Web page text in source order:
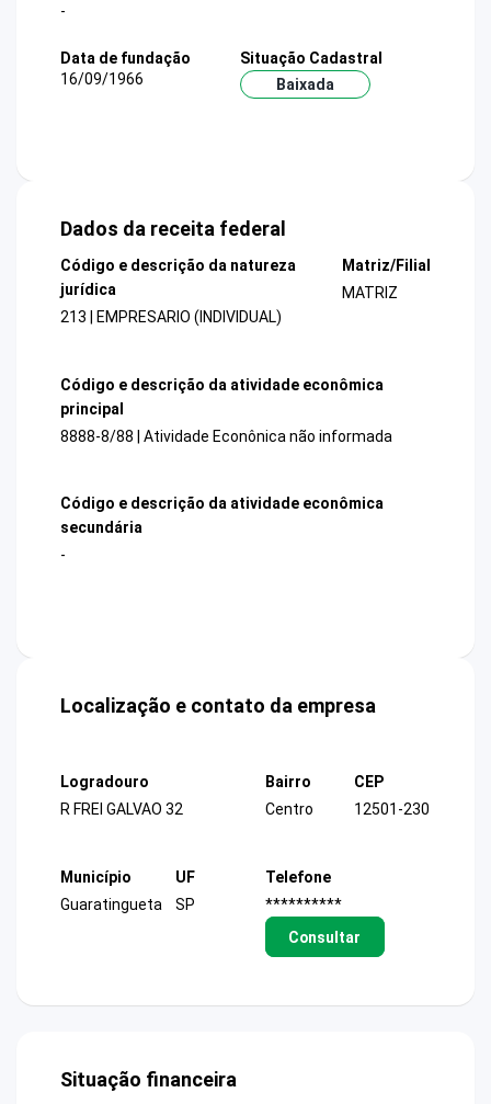
-
Data de fundação
16/09/1966
Situação Cadastral
Baixada
Dados da receita federal
Código e descrição da natureza
jurídica
213 | EMPRESARIO (INDIVIDUAL)
Matriz/Filial
MATRIZ
Código e descrição da atividade econômica
principal
8888-8/88 | Atividade Econônica não informada
Código e descrição da atividade econômica
secundária
-
Localização e contato da empresa
Logradouro
R FREI GALVAO 32
Bairro
Centro
CEP
12501-230
Município
Guaratingueta
UF
SP
Telefone
**********
Consultar
Situação financeira